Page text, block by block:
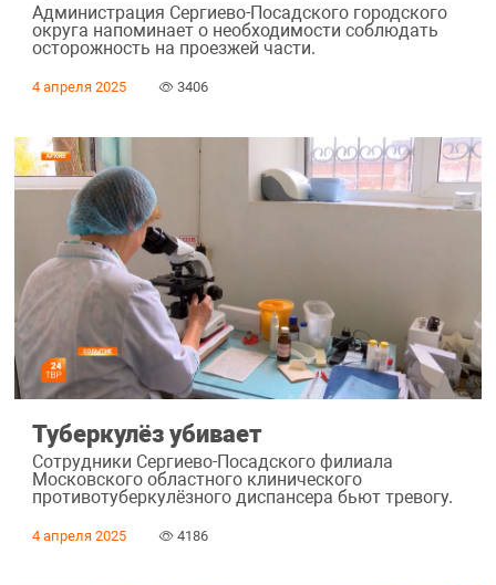
Администрация Сергиево-Посадского городского
округа напоминает о необходимости соблюдать
осторожность на проезжей части.
4 апреля 2025 3406
Туберкулёз убивает
Сотрудники Сергиево-Посадского филиала
Московского областного клинического
противотуберкулёзного диспансера бьют тревогу.
4 апреля 2025 4186